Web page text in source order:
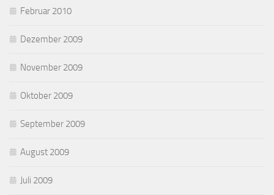
Februar 2010
Dezember 2009
November 2009
Oktober 2009
September 2009
August 2009
Juli 2009